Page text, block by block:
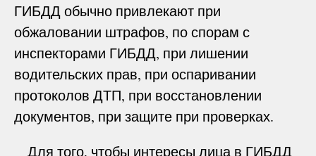
ГИБДД обычно привлекают при
обжаловании штрафов, по спорам с
инспекторами ГИБДД, при лишении
водительских прав, при оспаривании
протоколов ДТП, при восстановлении
документов, при защите при проверках.
Для того, чтобы интересы лица в ГИБДД